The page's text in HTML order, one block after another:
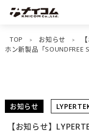
TOP > お知らせ >
ホン新製品「SOUNDFREE
お知らせ
【お知らせ】